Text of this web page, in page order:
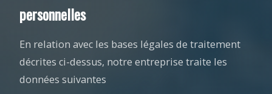
personnelles
En relation avec les bases légales de traitement
décrites ci-dessus, notre entreprise traite les
données suivantes